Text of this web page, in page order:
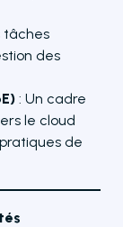
tâches
des
: Un cadre
le cloud
de
és